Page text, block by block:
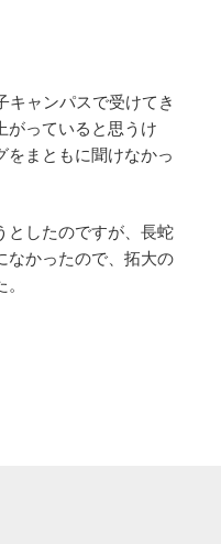
キャンパスで受けてき
がっていると思うけ
をまともに聞けなかっ
としたのですが、長蛇
なかったので、拓大の